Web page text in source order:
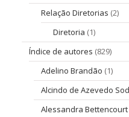
Relação Diretorias (2)
Diretoria (1)
Índice de autores (829)
Adelino Brandão (1)
Alcindo de Azevedo
Alessandra